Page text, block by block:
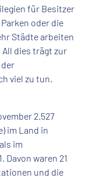
für Besitzer
oder die
Städte arbeiten
dies trägt zur
viel zu tun.
2.527
im Land in
im
Davon waren 21
und die